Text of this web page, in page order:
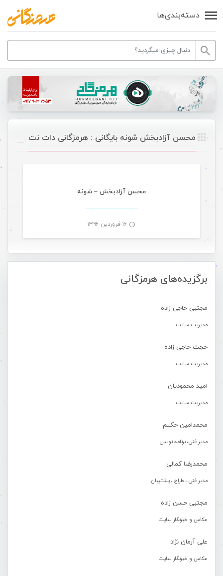
دسته‌بندی‌ها
برگزیده‌های هرمزگانی
مجتبی حاجی زاده
مدیریت سایت
حجت حاجی زاده
مدیریت سایت
امید محمودیان
مدیریت سایت
محمدامین حکیم
مدیر فنی، برنامه نویس
محمدرضا کمالی
مدیر فنی ، طراح ، پشتیبان
مجتبی حسن زاده
عکاس و خبرنگار سایت
علی آرمان نژاد
عکاس و خبرنگار سایت
محسن آزادبخش شونه بایگانی : هرمزگانی دات نت
محسن آزادبخش – شونه
۱۶ فروردین ۱۳۹۶